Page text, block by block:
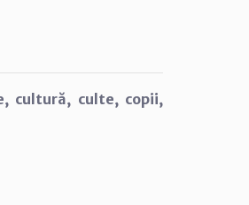
cultură, culte, copii,